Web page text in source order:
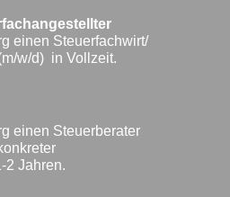
einen Steuerfachwirt/
w/d) in Vollzeit.
einen Steuerberater
2 Jahren.